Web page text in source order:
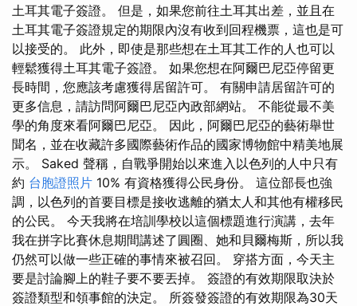
土耳其電子簽證。 但是，如果您前往土耳其出差，並且在
土耳其電子簽證規定的期限內沒有收到回程機票，這也是可
以接受的。 此外，即使是那些想在土耳其工作的人也可以
輕鬆獲得土耳其電子簽證。 如果您想在阿爾巴尼亞停留更
長時間，您應該考慮獲得居留許可。 有關申請居留許可的
更多信息，請訪問阿爾巴尼亞內政部網站。 不能從最不美
學的角度來看阿爾巴尼亞。 因此，阿爾巴尼亞的藝術舉世
聞名，並在收藏許多國際藝術作品的國家博物館中精美地展
示。 Saked 聲稱，自戰爭開始以來進入以色列的人中只有
約 台胞證照片 10% 有資格獲得公民身份。 這位部長也強
調，以色列的首要目標是接收逃離的猶太人和其他有權移民
的公民。 今天我將在培訓學校以這個標題進行演講，去年
我在拼字比賽休息期間講述了圓圈、她和貝爾梅斯，所以我
仍然可以做一些正確的事情來被召回。 穿搭方面，今天主
要是討論腳上的鞋子要不要丟掉。 簽證的有效期限取決於
簽證類型和領事館的決定。 所簽發簽證的有效期限為30天